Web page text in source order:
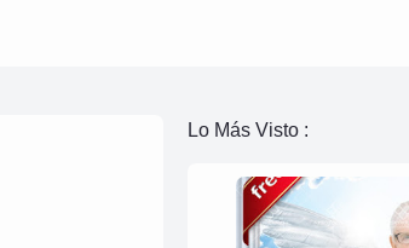
Lo Más Visto :